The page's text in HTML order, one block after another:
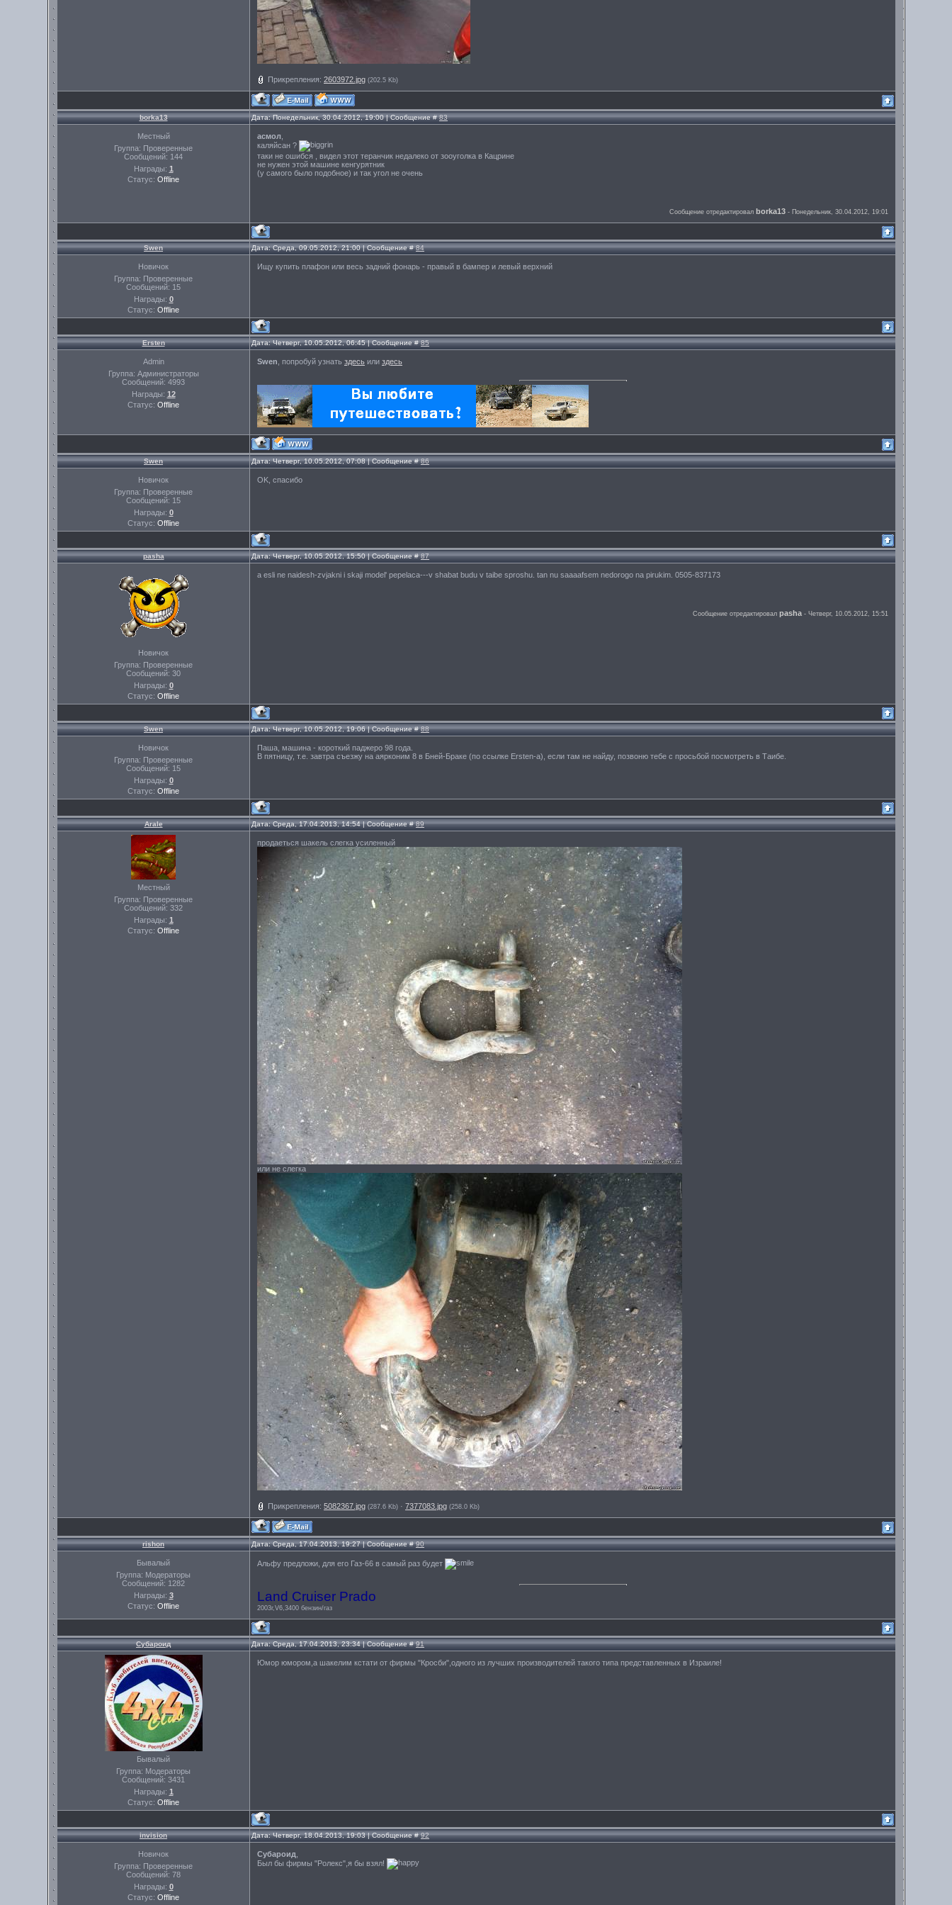
Прикрепления: 2603972.jpg (202.5 Kb)
borka13 Дата: Понедельник, 30.04.2012, 19:00 | Сообщение #83
Местный
Группа: Проверенные
Сообщений: 144
Награды: 1
Статус: Offline
асмол
каляйсан ?
таки не ошибся , видел этот теранчик недалеко от зооуголка в Кацрине
не нужен этой машине кенгурятник
(у самого было подобное) и так угол не очень
Сообщение отредактировал borka13 - Понедельник, 30.04.2012, 19:01
Swen Дата: Среда, 09.05.2012, 21:00 | Сообщение #84
Новичок
Группа: Проверенные
Сообщений: 15
Награды: 0
Статус: Offline
Ищу купить плафон или весь задний фонарь - правый в бампер и левый верхний
Ersten Дата: Четверг, 10.05.2012, 06:45 | Сообщение #85
Admin
Группа: Администраторы
Сообщений: 4993
Награды: 12
Статус: Offline
Swen , попробуй узнать здесь или здесь
Swen Дата: Четверг, 10.05.2012, 07:08 | Сообщение #86
Новичок
Группа: Проверенные
Сообщений: 15
Награды: 0
Статус: Offline
OK, спасибо
pasha Дата: Четверг, 10.05.2012, 15:50 | Сообщение #87
Новичок
Группа: Проверенные
Сообщений: 30
Награды: 0
Статус: Offline
a esli ne naidesh-zvjakni i skaji model' pepelaca---v shabat budu v taibe sproshu. tan nu saaaafsem nedorogo na pirukim. 0505-837173
Сообщение отредактировал pasha - Четверг, 10.05.2012, 15:51
Swen Дата: Четверг, 10.05.2012, 19:06 | Сообщение #88
Новичок
Группа: Проверенные
Сообщений: 15
Награды: 0
Статус: Offline
Паша, машина - короткий паджеро 98 года.
В пятницу, т.е. завтра съезжу на аярконим 8 в Бней-Браке (по ссылке Ersten-а), если там не найду, позвоню тебе с просьбой посмотреть в Таибе.
Arale Дата: Среда, 17.04.2013, 14:54 | Сообщение #89
Местный
Группа: Проверенные
Сообщений: 332
Награды: 1
Статус: Offline
продаеться шакель слегка усиленный
или не слегка
Прикрепления: 5082367.jpg (287.6 Kb) · 7377083.jpg (258.0 Kb)
rishon Дата: Среда, 17.04.2013, 19:27 | Сообщение #90
Бывалый
Группа: Модераторы
Сообщений: 1282
Награды: 3
Статус: Offline
Альфу предложи, для его Газ-66 в самый раз будет
Land Cruiser Prado
2003г,V6,3400 бензин/газ
Субароид Дата: Среда, 17.04.2013, 23:34 | Сообщение #91
Бывалый
Группа: Модераторы
Сообщений: 3431
Награды: 1
Статус: Offline
Юмор юмором,а шакелим кстати от фирмы "Кросби",одного из лучших производителей такого типа представленных в Израиле!
invision Дата: Четверг, 18.04.2013, 19:03 | Сообщение #92
Новичок
Группа: Проверенные
Сообщений: 78
Награды: 0
Статус: Offline
Субароид
Был бы фирмы "Ролекс",я бы взял!